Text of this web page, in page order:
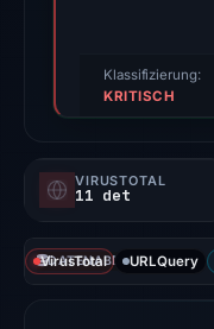
Klassifizierung:
KRITISCH
VIRUSTOTAL
11 det
DATENABDECKUNG
VirusTotal URLQuery